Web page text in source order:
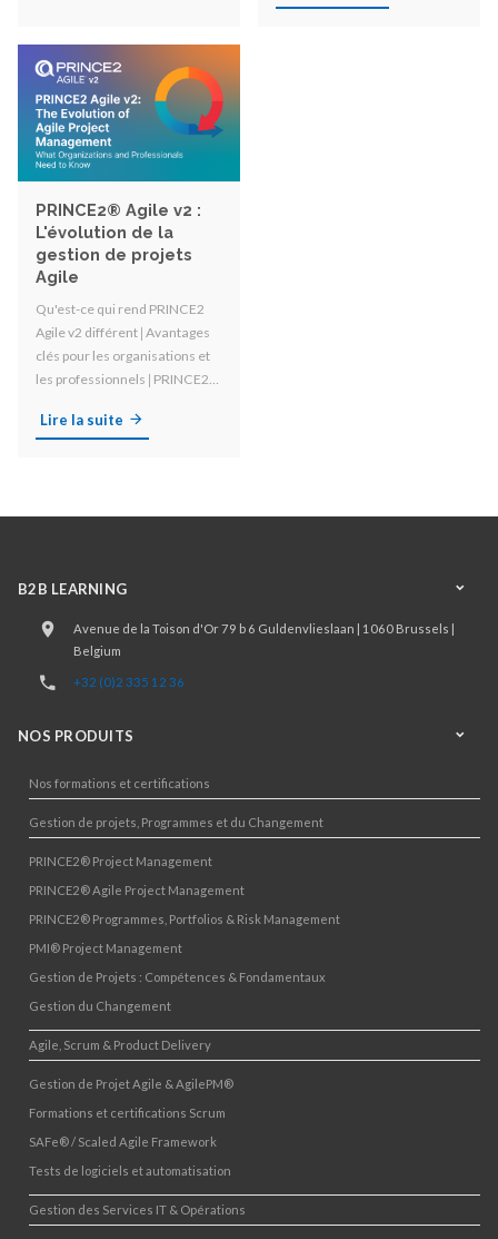
PRINCE2® Agile v2 :
L'évolution de la
gestion de projets
Agile
Qu'est-ce qui rend PRINCE2
Agile v2 différent 𑗅 Avantages
clés pour les organisations et
les professionnels 𑗅 PRINCE2
méthodologies Agile
Lire la suite
B2B LEARNING
Avenue de la Toison d'Or 79 b 6 Guldenvlieslaan | 1060 Brussels |
Belgium
+32 (0)2 335 12 36
NOS PRODUITS
Nos formations et certifications
Gestion de projets, Programmes et du Changement
PRINCE2® Project Management
PRINCE2® Agile Project Management
PRINCE2® Programmes, Portfolios & Risk Management
PMI® Project Management
Gestion de Projets : Compétences & Fondamentaux
Gestion du Changement
Agile, Scrum & Product Delivery
Gestion de Projet Agile & AgilePM®
Formations et certifications Scrum
SAFe® / Scaled Agile Framework
Tests de logiciels et automatisation
Gestion des Services IT & Opérations